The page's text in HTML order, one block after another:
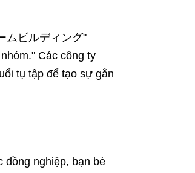
ムビルディング"
Các công ty
tụ tập để tạo sự gắn
đồng nghiệp, bạn bè